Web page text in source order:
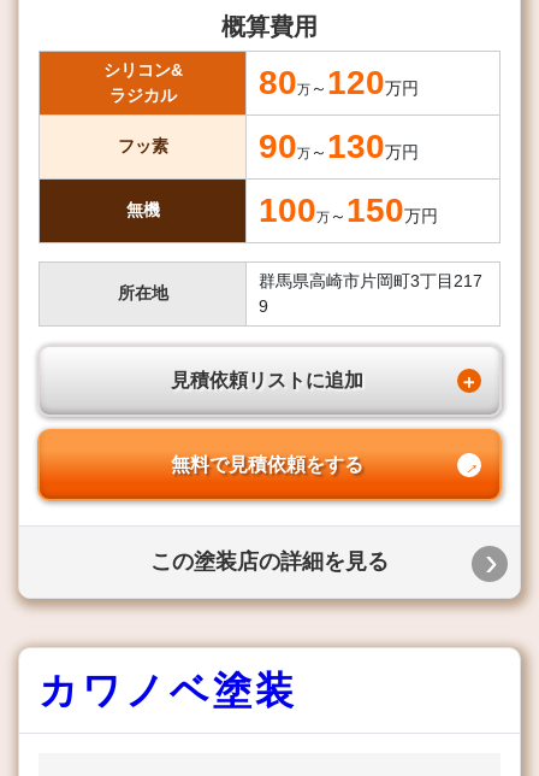
所在地
群馬県高崎市片岡町3丁目217
9
概算費用
シリコン&
ラジカル
80万 ～ 120万円
フッ素 90万 ～ 130万円
無機 100万 ～ 150万円
見積依頼リストに追加
無料で見積依頼をする
この塗装店の詳細を見る
カワノベ塗装